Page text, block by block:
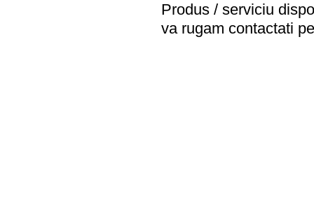
Produs / serviciu
va rugam contactati